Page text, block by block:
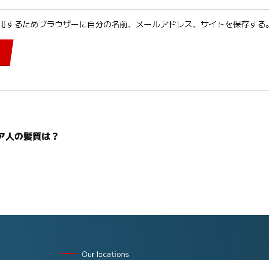
するためブラウザーに自分の名前、メールアドレス、サイトを保存する。
人の髪質は？
Our locations